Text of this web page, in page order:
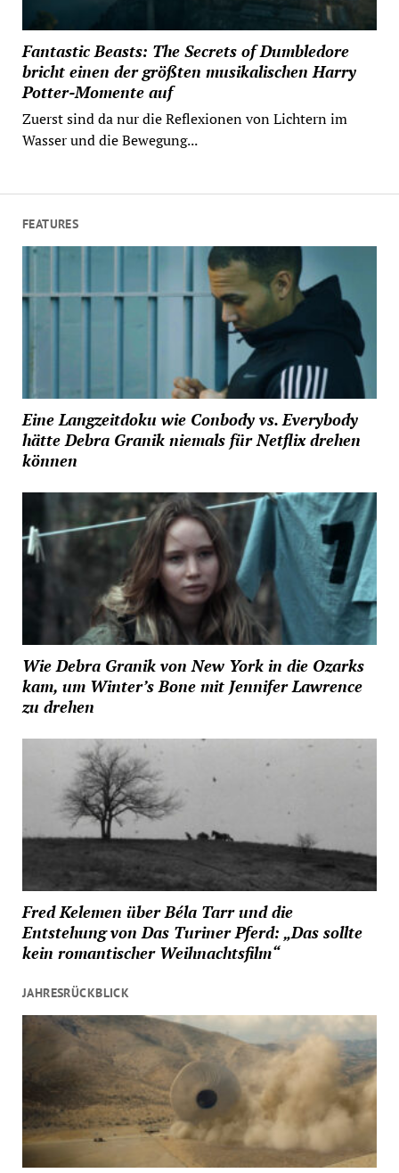
Fantastic Beasts: The Secrets of Dumbledore
bricht einen der größten musikalischen Harry
Potter-Momente auf
Zuerst sind da nur die Reflexionen von Lichtern im
Wasser und die Bewegung...
FEATURES
Eine Langzeitdoku wie Conbody vs. Everybody
hätte Debra Granik niemals für Netflix drehen
können
Wie Debra Granik von New York in die Ozarks
kam, um Winter’s Bone mit Jennifer Lawrence
zu drehen
Fred Kelemen über Béla Tarr und die
Entstehung von Das Turiner Pferd: „Das sollte
kein romantischer Weihnachtsfilm“
JAHRESRÜCKBLICK